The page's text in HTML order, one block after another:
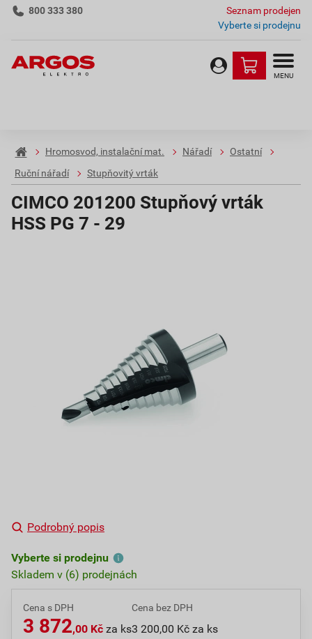
800 333 380
Seznam prodejen
Vyberte si prodejnu
MENU
Hromosvod, instalační mat. Nářadí
Ostatní
Ruční nářadí
Stupňovitý vrták
CIMCO 201200 Stupňový vrták
HSS PG 7 - 29
Podrobný popis
Vyberte si prodejnu
Skladem v (6) prodejnách
Cena s DPH
3 872,00 Kč za ks
Cena bez DPH
3 200,00 Kč za ks